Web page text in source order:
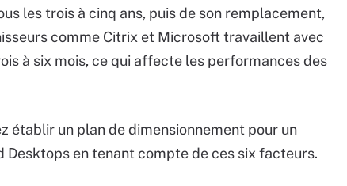
les trois à cinq ans, puis de son remplacement,
comme Citrix et Microsoft travaillent avec
à six mois, ce qui affecte les performances des
établir un plan de dimensionnement pour un
Desktops en tenant compte de ces six facteurs.